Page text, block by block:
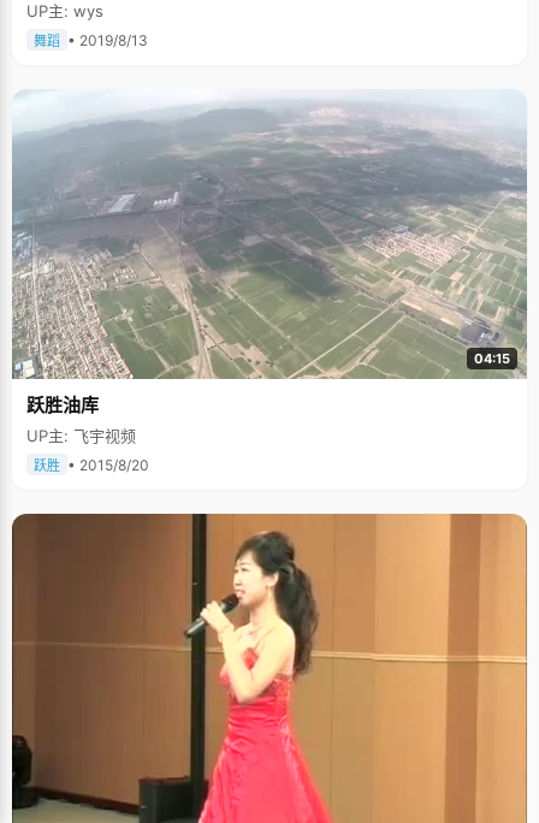
UP主: wys
舞蹈 • 2019/8/13
04:15
跃胜油库
UP主: 飞宇视频
跃胜 • 2015/8/20